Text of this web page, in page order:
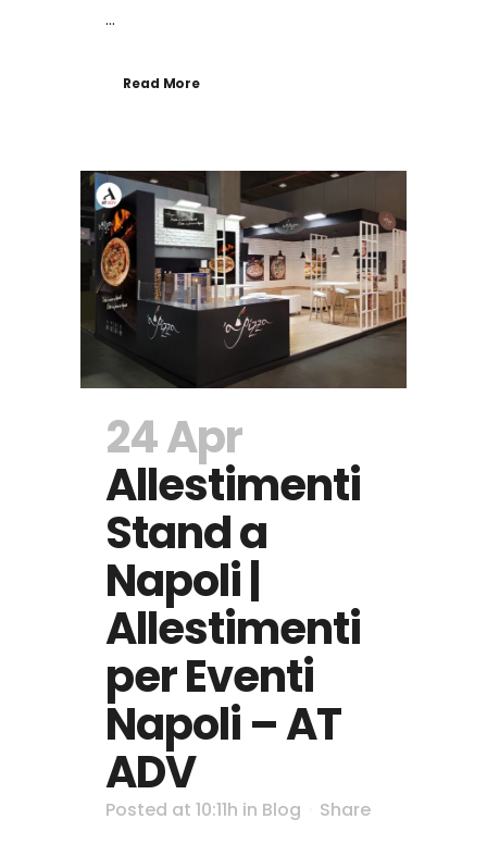
...
Read More
24 Apr
Allestimenti
Stand a
Napoli |
Allestimenti
per Eventi
Napoli – AT
ADV
Posted at 10:11h in Blog
Share